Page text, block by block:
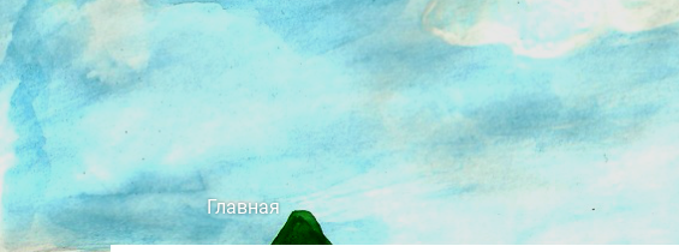
Главная